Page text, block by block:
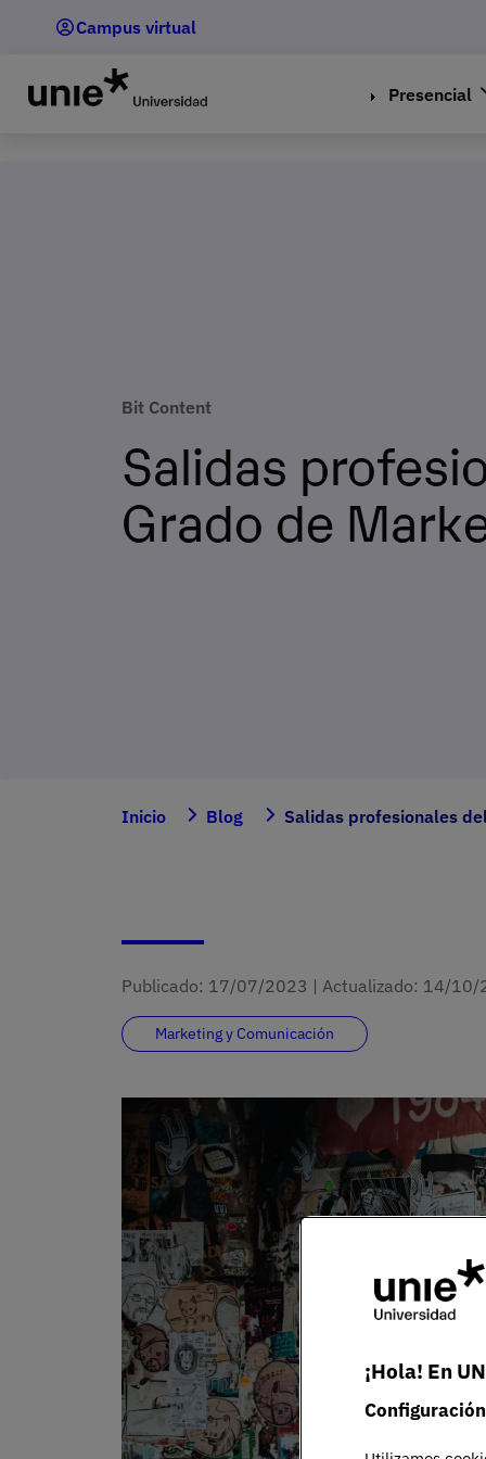
principal
Campus virtual
Presencial
Bit Content
Salidas
Grado de
Inicio Blog Salidas profesionales
Publicado: 17/07/2023 | Actualizado: 14/10/
Marketing y Comunicación
¡Hola! En